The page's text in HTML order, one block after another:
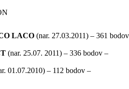
LACO (nar. 27.03.2011) – 361 bodov
(nar. 25.07. 2011) – 336 bodov –
01.07.2010) – 112 bodov –